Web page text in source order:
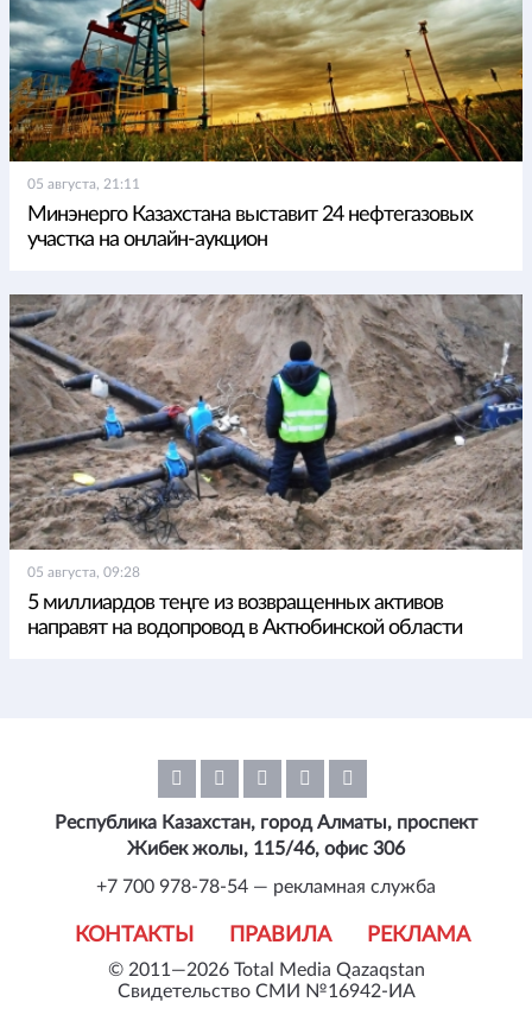
05 августа, 21:11
Минэнерго Казахстана выставит 24 нефтегазовых
участка на онлайн-аукцион
05 августа, 09:28
5 миллиардов теңге из возвращенных активов
направят на водопровод в Актюбинской области
© 2011—2026 Total Media Qazaqstan
Свидетельство СМИ №16942-ИА
КОНТАКТЫ ПРАВИЛА РЕКЛАМА
Республика Казахстан, город Алматы, проспект
Жибек жолы, 115/46, офис 306
+7 700 978-78-54 — рекламная служба